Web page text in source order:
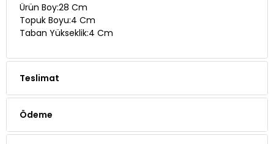
Ürün Boy:28 Cm
Topuk Boyu:4 Cm
Taban Yükseklik:4 Cm
Teslimat
Ödeme